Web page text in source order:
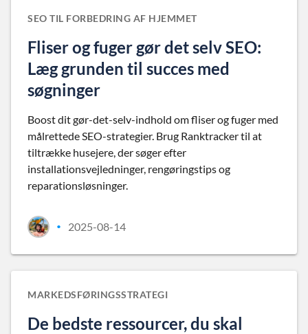
SEO TIL FORBEDRING AF HJEMMET
Fliser og fuger gør det selv SEO:
Læg grunden til succes med
søgninger
Boost dit gør-det-selv-indhold om fliser og fuger med
målrettede SEO-strategier. Brug Ranktracker til at
tiltrække husejere, der søger efter
installationsvejledninger, rengøringstips og
reparationsløsninger.
• 2025-08-14
MARKEDSFØRINGSSTRATEGI
De bedste ressourcer, du skal